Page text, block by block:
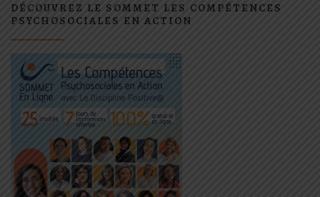
DÉCOUVREZ LE SOMMET LES COMPÉTENCES
PSYCHOSOCIALES EN ACTION